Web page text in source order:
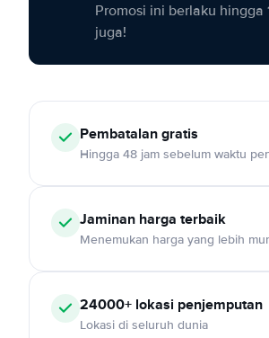
Promosi ini berlaku hingga
juga!
Pembatalan gratis
Hingga 48 jam sebelum waktu
Jaminan harga terbaik
Menemukan harga yang lebih
24000+ lokasi penjemputan
Lokasi di seluruh dunia